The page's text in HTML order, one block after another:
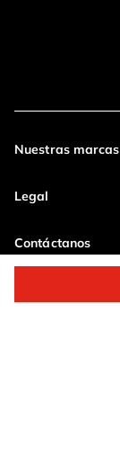
Nuestras marcas
Legal
Contáctanos
Pagos 100%